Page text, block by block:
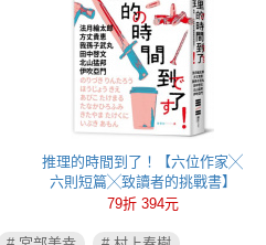
推理的時間到了！【六位作家╳
六則短篇╳致讀者的挑戰書】
79折 394元